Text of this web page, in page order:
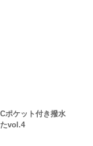
ポケット付き撥水
vol.4